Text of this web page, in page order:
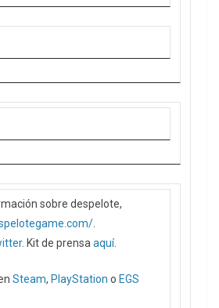
sobre despelote,
. Kit de prensa aquí.
Steam, PlayStation o EGS